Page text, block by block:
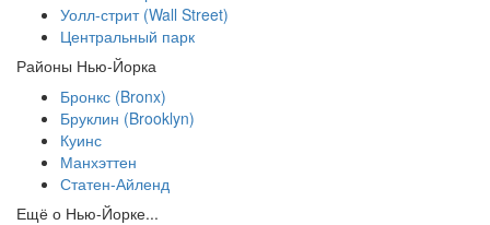
Уолл-стрит (Wall Street)
Центральный парк
Районы Нью-Йорка
Бронкс (Bronx)
Бруклин (Brooklyn)
Куинс
Манхэттен
Статен-Айленд
Ещё о Нью-Йорке...